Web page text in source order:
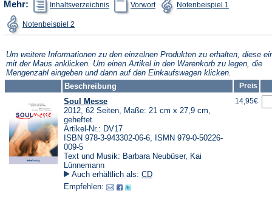
Tab)
Mehr: Inhaltsverzeichnisin
einem
Tab)
Vorwortin
einem
Tab)
Notenbeispiel 1in
Tab)
Notenbeispiel 2in
einem
Tab)
Um weitere Informationen zu den einzelnen Produkten zu erhalten, diese
mit der Maus anklicken. Um einen Artikel in den Warenkorb zu legen, die
Mengenzahl eingeben und dann auf den Einkaufswagen klicken.
Beschreibung
Preis
Soul Messe
2012, 62 Seiten, Maße: 21 cm x 27,9 cm,
geheftet
Artikel-Nr.: DV17
ISBN 978-3-943302-06-6, ISMN 979-0-50226-
009-5
Text und Musik: Barbara Neubüser, Kai
Lünnemann
Auch erhältlich als: CD
Empfehlen:
14,95€